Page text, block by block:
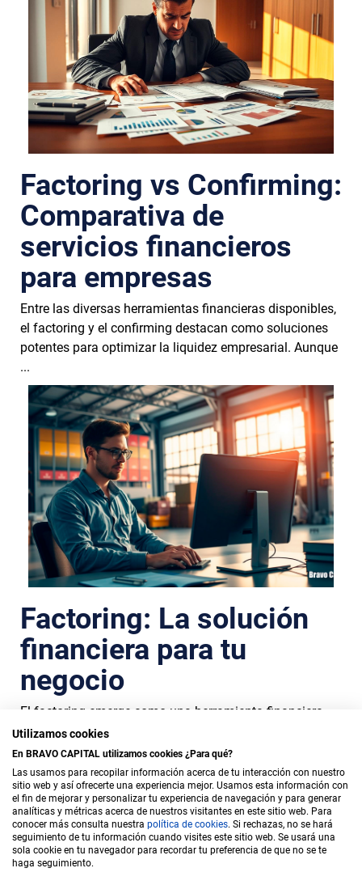
Factoring vs Confirming:
Comparativa de
servicios financieros
para empresas
Entre las diversas herramientas financieras disponibles,
el factoring y el confirming destacan como soluciones
potentes para optimizar la liquidez empresarial. Aunque
...
Factoring: La solución
financiera para tu
negocio
El factoring emerge como una herramienta financiera
fundamental. ¿Pero realmente conoces todo su
potencial y cómo puede beneficiar a tu empresa? La
realidad del flujo de...
Utilizamos cookies
En BRAVO CAPITAL utilizamos cookies ¿Para qué?
Las usamos para recopilar información acerca de tu interacción con nuestro
sitio web y así ofrecerte una experiencia mejor. Usamos esta información con
el fin de mejorar y personalizar tu experiencia de navegación y para generar
analíticas y métricas acerca de nuestros visitantes en este sitio web. Para
conocer más consulta nuestra política de cookies. Si rechazas, no se hará
seguimiento de tu información cuando visites este sitio web. Se usará una
sola cookie en tu navegador para recordar tu preferencia de que no se te
haga seguimiento.